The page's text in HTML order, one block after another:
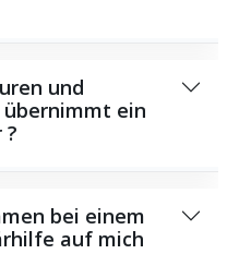
selbst ausführen
Anwendung von
dem Geschäft.
oder
erfordern,
und
ein
und
das Installieren
bei einem
auf mich